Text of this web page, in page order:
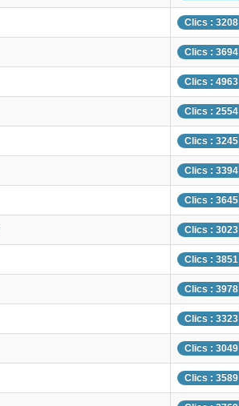
Clics : 3208
Clics : 3694
Clics : 4963
Clics : 2554
Clics : 3245
Clics : 3394
Clics : 3645
Clics : 3023
Clics : 3851
Clics : 3978
Clics : 3323
Clics : 3049
Clics : 3589